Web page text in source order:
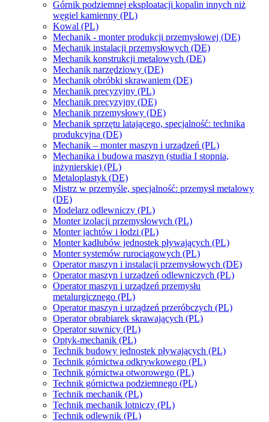
Górnik podziemnej eksploatacji kopalin innych niż
węgiel kamienny (PL)
Kowal (PL)
Mechanik - monter produkcji przemysłowej (DE)
Mechanik instalacji przemysłowych (DE)
Mechanik konstrukcji metalowych (DE)
Mechanik narzędziowy (DE)
Mechanik obróbki skrawaniem (DE)
Mechanik precyzyjny (PL)
Mechanik precyzyjny (DE)
Mechanik przemysłowy (DE)
Mechanik sprzętu latającego, specjalność: technika
produkcyjna (DE)
Mechanik – monter maszyn i urządzeń (PL)
Mechanika i budowa maszyn (studia I stopnia,
inżynierskie) (PL)
Metaloplastyk (DE)
Mistrz w przemyśle, specjalność: przemysł metalowy
(DE)
Modelarz odlewniczy (PL)
Monter izolacji przemysłowych (PL)
Monter jachtów i łodzi (PL)
Monter kadłubów jednostek pływających (PL)
Monter systemów rurociągowych (PL)
Operator maszyn i instalacji przemysłowych (DE)
Operator maszyn i urządzeń odlewniczych (PL)
Operator maszyn i urządzeń przemysłu
metalurgicznego (PL)
Operator maszyn i urządzeń przeróbczych (PL)
Operator obrabiarek skrawających (PL)
Operator suwnicy (PL)
Optyk-mechanik (PL)
Technik budowy jednostek pływających (PL)
Technik górnictwa odkrywkowego (PL)
Technik górnictwa otworowego (PL)
Technik górnictwa podziemnego (PL)
Technik mechanik (PL)
Technik mechanik lotniczy (PL)
Technik odlewnik (PL)